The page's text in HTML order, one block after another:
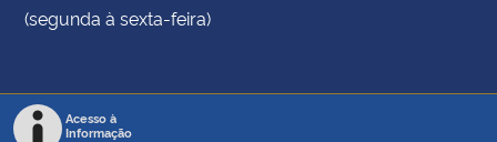
(segunda à sexta-feira)
Acesso à
Informação